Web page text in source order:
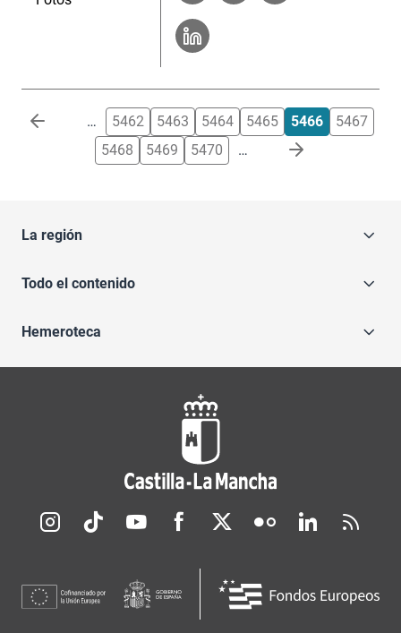
Paginación … 5462 5463 5464 5465 5466
5467
5468
5469 5470 …
La región
Todo el contenido
Hemeroteca
Redes sociales JCCM